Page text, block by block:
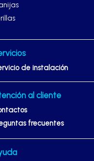
de instalación
al cliente
frecuentes